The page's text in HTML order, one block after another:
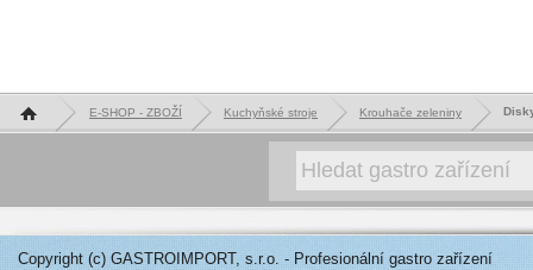
Hlavní stránka E-SHOP - ZBOŽÍ Kuchyňské stroje Krouhače zeleniny
Copyright (c) GASTROIMPORT, s.r.o. - Profesionální gastro zařízení